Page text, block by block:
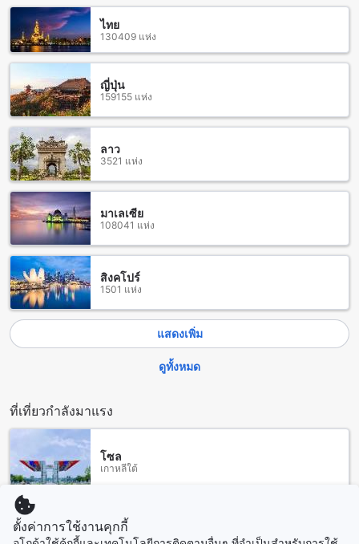
พยาบาลหนองคาย ที่ให้บริการด้านการแพทย์และสุขภาพ
โรงเรียนหนองคายวิทยาคาร ที่เป็นสถานศึกษาที่มีความเชี่ยวชาญ
ในการศึกษาและสอนระดับมัธยมศึกษาตอนปลาย และสวนศาลา
แก้วกู่ ที่เป็นสถานที่สำหรับประชุมและจัดกิจกรรมต่างๆ อีกทั้งยังมี
คลินิกหมอสุนิดา ที่ให้บริการด้านการแพทย์และสุขภาพอีกด้วย
นอกจากนี้ยังมีแหล่งช้อปปิ้งที่น่าสนใจในบริเวณใกล้เคียง ได้แก่
เขตรักษาพันธุ์สัตว์ป่าภูวัว ที่เป็นสถานที่สำหรับการศึกษาและ
สนุกสนานกับสัตว์ป่า วัดโพธิ์ชัย ที่เป็นสถานที่ทางศาสนาที่
สวยงามและมีความสำคัญ และมาร์เก็ตเพลส ที่เป็นตลาดที่คุณสา
มารถเดินช้อปปิ้งและสัมผัสกับวัฒนธรรมท้องถิ่นได้
สถานีรถไฟและสถานีขนส่งใกล้เคียงสุพัตรา อพาร์ตเมนท์
สุพัตรา อพาร์ตเมนท์ เป็นที่พักที่ตั้งอยู่ในเมืองหนองคาย และมี
สถานีรถไฟหนองคายและสถานีขนส่งหนองคายอยู่ใกล้เคียง ทำให้
การเดินทางสะดวกสบายมากยิ่งขึ้น
สถานีรถไฟหนองคายเป็นสถานีที่สำคัญในเขตแถบอีสาน มีการ
เดินรถไฟทั้งรถไฟโดยสารและรถไฟสินค้า ทำให้นักท่องเที่ยว
สามารถเดินทางมายังหนองคายได้อย่างสะดวก นอกจากนี้ยังมี
บริการรถไฟโดยสารที่เชื่อมต่อกับจังหวัดอื่นๆในประเทศไทย
สถานีขนส่งหนองคายอยู่ใกล้กับสุพัตรา อพาร์ตเมนท์เพียงแค่ไม่กี่
นาทีเดินทาง นักท่องเที่ยวสามารถใช้บริการรถโดยสารหรือรถตู้
เพื่อเดินทางไปยังจุดหมายปลายทางต่างๆในอำเภอหรือจังหวัดอื่นๆ
ร้านอาหารรอบ สุพัตรา อพาร์ตเมนท์
สุพัตรา อพาร์ตเมนท์ ตั้งอยู่ใกล้กับหลายร้านอาหารที่น่าสนใจ ซึ่ง
รวมถึง Daeng Namnuang Vietnamese Restaurant ที่เสิร์ฟอา
หารเวียตนามอร่อย และ Vientiane Restaurant ที่มีอาหารลาว
อร่อยมาก นอกจากนี้ยังมี Likhit Craft Beer สถานที่ที่คุณสามารถ
สัมผัสกับเบียร์คราฟท์ที่สดชื่นได้ ร้าน ครัวแม็กกี้รีเวอร์ไซด์ ที่มี
เมนูอาหารหลากหลายให้เลือก และ Bang Rak Nongkhai ที่เสิร์ฟ
ไทย
130409 แห่ง
ญี่ปุ่น
159155 แห่ง
ลาว
3521 แห่ง
มาเลเซีย
108041 แห่ง
สิงคโปร์
1501 แห่ง
แสดงเพิ่ม
ดูทั้งหมด
ที่เที่ยวกำลังมาแรง
โซล
เกาหลีใต้
ซิดนีย์
ออสเตรเลีย
ตั้งค่าการใช้งานคุกกี้